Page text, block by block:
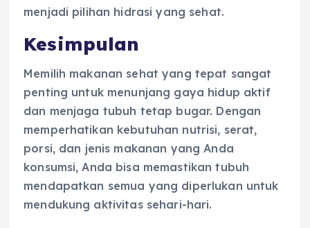
menjadi pilihan hidrasi yang sehat.
Kesimpulan
Memilih makanan sehat yang tepat sangat
penting untuk menunjang gaya hidup aktif
dan menjaga tubuh tetap bugar. Dengan
memperhatikan kebutuhan nutrisi, serat,
porsi, dan jenis makanan yang Anda
konsumsi, Anda bisa memastikan tubuh
mendapatkan semua yang diperlukan untuk
mendukung aktivitas sehari-hari.